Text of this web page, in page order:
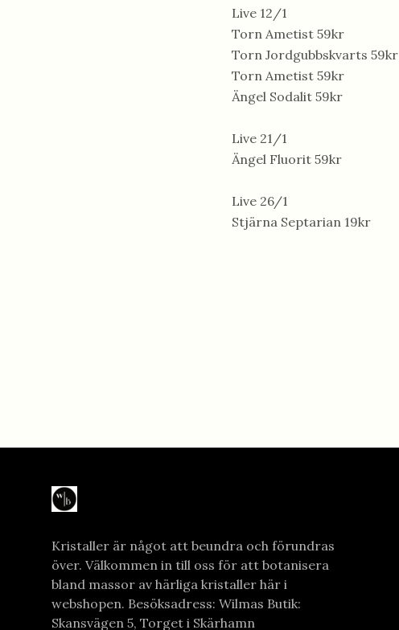
Live 12/1
Torn Ametist 59kr
Torn Jordgubbskvarts 59kr
Torn Ametist 59kr
Ängel Sodalit 59kr
Live 21/1
Ängel Fluorit 59kr
Live 26/1
Stjärna Septarian 19kr
Kristaller är något att beundra och förundras
över. Välkommen in till oss för att botanisera
bland massor av härliga kristaller här i
webshopen. Besöksadress: Wilmas Butik:
Skansvägen 5, Torget i Skärhamn